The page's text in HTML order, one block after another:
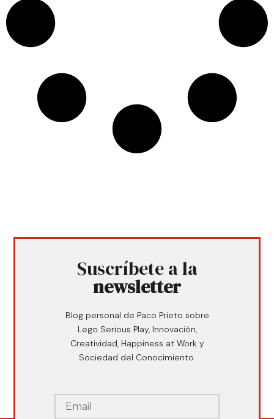
Suscríbete a la
newsletter
Blog personal de Paco Prieto sobre
Lego Serious Play, Innovación,
Creatividad, Happiness at Work y
Sociedad del Conocimiento.